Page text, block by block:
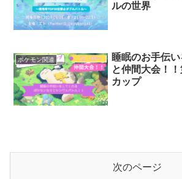
ルの世界
ポケモン関連
睡眠のお手伝
と仲間大会！
カップ
次のページ